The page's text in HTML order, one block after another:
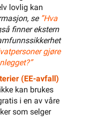
lovlig kan
se ”Hva
finner ekstern
gjøre
(EE-avfall)
kan brukes
i en av våre
som selger